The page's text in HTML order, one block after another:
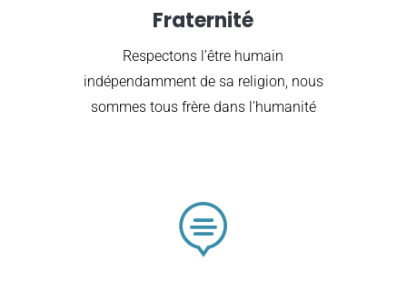
Fraternité
Respectons l’être humain
indépendamment de sa religion, nous
sommes tous frère dans l’humanité
